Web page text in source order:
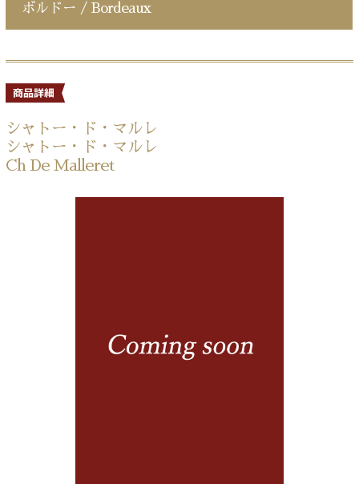
ボルドー / Bordeaux
シャトー・ド・マルレ
シャトー・ド・マルレ
Ch De Malleret